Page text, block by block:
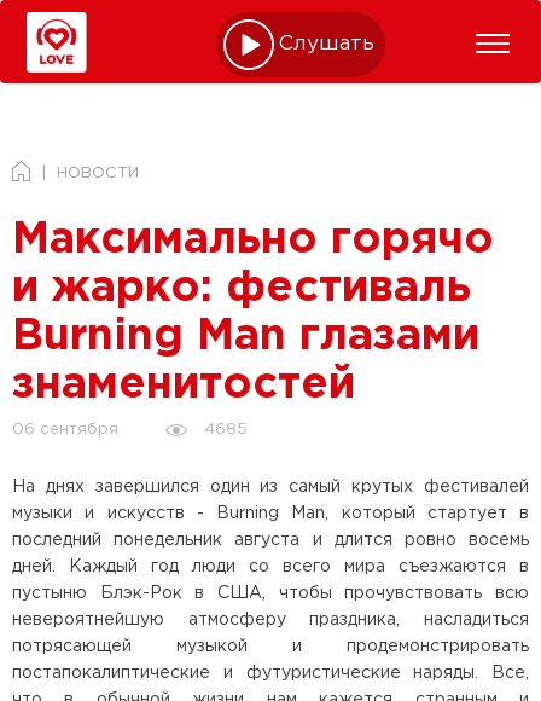
Слушать online
НОВОСТИ
Максимально горячо
и жарко: фестиваль
Burning Man глазами
знаменитостей
06 сентября 4685
На днях завершился один из самый крутых фестивалей
музыки и искусств - Burning Man, который стартует в
последний понедельник августа и длится ровно восемь
дней. Каждый год люди со всего мира съезжаются в
пустыню Блэк-Рок в США, чтобы прочувствовать всю
невероятнейшую атмосферу праздника, насладиться
потрясающей музыкой и продемонстрировать
постапокалиптические и футуристические наряды. Все,